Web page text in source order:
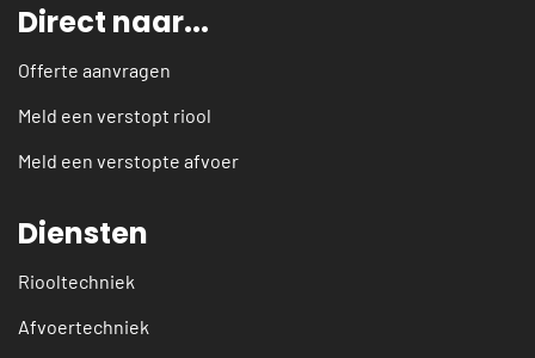
Direct naar...
Offerte aanvragen
Meld een verstopt riool
Meld een verstopte afvoer
Diensten
Riooltechniek
Afvoertechniek